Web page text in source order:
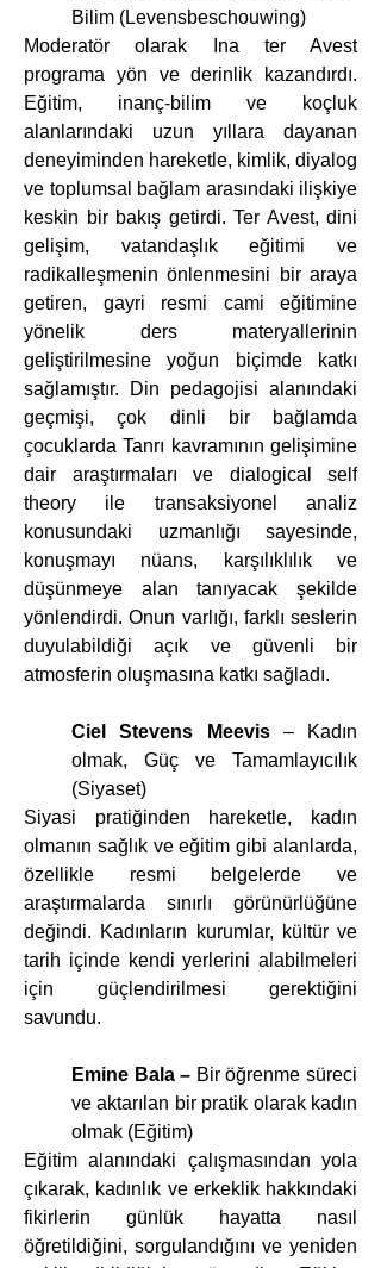
Bilim (Levensbeschouwing)
Moderatör olarak Ina ter Avest
programa yön ve derinlik kazandırdı.
Eğitim, inanç-bilim ve koçluk
alanlarındaki uzun yıllara dayanan
deneyiminden hareketle, kimlik, diyalog
ve toplumsal bağlam arasındaki ilişkiye
keskin bir bakış getirdi. Ter Avest, dini
gelişim, vatandaşlık eğitimi ve
radikalleşmenin önlenmesini bir araya
getiren, gayri resmi cami eğitimine
yönelik ders materyallerinin
geliştirilmesine yoğun biçimde katkı
sağlamıştır. Din pedagojisi alanındaki
geçmişi, çok dinli bir bağlamda
çocuklarda Tanrı kavramının gelişimine
dair araştırmaları ve dialogical self
theory ile transaksiyonel analiz
konusundaki uzmanlığı sayesinde,
konuşmayı nüans, karşılıklılık ve
düşünmeye alan tanıyacak şekilde
yönlendirdi. Onun varlığı, farklı seslerin
duyulabildiği açık ve güvenli bir
atmosferin oluşmasına katkı sağladı.
Ciel Stevens Meevis – Kadın
olmak, Güç ve Tamamlayıcılık
(Siyaset)
Siyasi pratiğinden hareketle, kadın
olmanın sağlık ve eğitim gibi alanlarda,
özellikle resmi belgelerde ve
araştırmalarda sınırlı görünürlüğüne
değindi. Kadınların kurumlar, kültür ve
tarih içinde kendi yerlerini alabilmeleri
için güçlendirilmesi gerektiğini
savundu.
Emine Bala – Bir öğrenme süreci
ve aktarılan bir pratik olarak kadın
olmak (Eğitim)
Eğitim alanındaki çalışmasından yola
çıkarak, kadınlık ve erkeklik hakkındaki
fikirlerin günlük hayatta nasıl
öğretildiğini, sorgulandığını ve yeniden